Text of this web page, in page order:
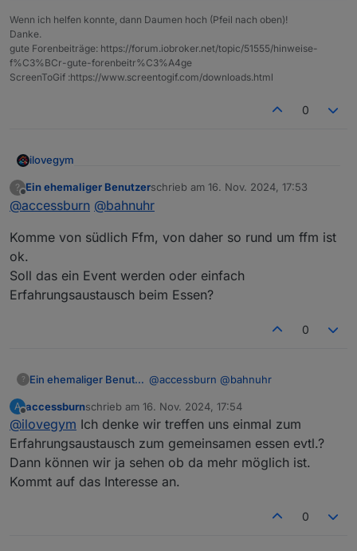
https://discord.gg/yC65zjr5uq
Vor Ort-Treffen:
nächste Usertreffen
bitte gerne Datum ergänzen und auch Vorschläge für
den Ort sind gerne Willkommen !! **
Wer Bock hat kann auch gerne zwischendurch in den
Discord-Channel schauen :-) Einer ist meist online,
Wenn ich helfen konnte, dann Daumen hoch (Pfeil nach oben)!
Danke.
gute Forenbeiträge: https://forum.iobroker.net/topic/51555/hinweise-
f%C3%BCr-gute-forenbeitr%C3%A4ge
ScreenToGif :https://www.screentogif.com/downloads.html
0
ilovegym
Willkommen beim Stammtisch im Raum Rhein-Main-
Hessen
Meetings:
jeden 1. Montag im Monat ab 20:30 -
? Ein ehemaliger Benutzerschrieb am 16. Nov. 2024, 17:53
zuletzt editiert von
@accessburn @bahnuhr
Komme von südlich Ffm, von daher so rund um ffm ist
ok.
Soll das ein Event werden oder einfach
Erfahrungsaustausch beim Essen?
0
? Ein ehemaliger Benutzer @accessburn @bahnuhr
Komme von südlich Ffm, von daher so
rund um ffm ist ok.
Soll das ein Event werden oder
einfach Erfahrungsaustausch beim
Essen?
A
Offline
accessburnschrieb am 16. Nov. 2024, 17:54
zuletzt editiert von
@ilovegym Ich denke wir treffen uns einmal zum
Erfahrungsaustausch zum gemeinsamen essen evtl.?
Dann können wir ja sehen ob da mehr möglich ist.
Kommt auf das Interesse an.
0